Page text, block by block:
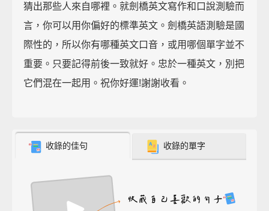
猜出那些人來自哪裡。就劍橋英文寫作和口說測驗而
言，你可以用你偏好的標準英文。劍橋英語測驗是國
際性的，所以你有哪種英文口音，或用哪個單字並不
重要。只要記得前後一致就好。忠於一種英文，別把
它們混在一起用。祝你好運!謝謝收看。
收錄的佳句 收錄的單字